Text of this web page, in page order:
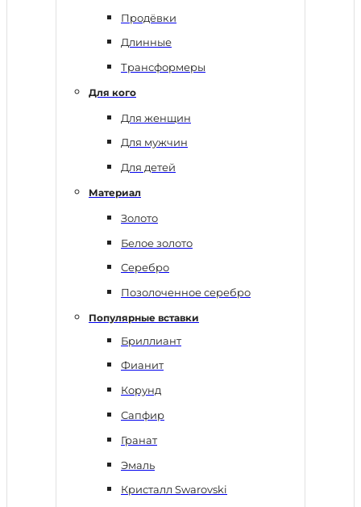
Продёвки
Длинные
Трансформеры
Для кого
Для женщин
Для мужчин
Для детей
Материал
Золото
Белое золото
Серебро
Позолоченное серебро
Популярные вставки
Бриллиант
Фианит
Корунд
Сапфир
Гранат
Эмаль
Кристалл Swarovski